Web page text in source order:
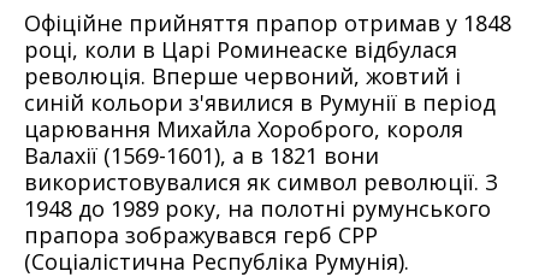
Офіційне прийняття прапор отримав у 1848
році, коли в Царі Роминеаске відбулася
революція. Вперше червоний, жовтий і
синій кольори з'явилися в Румунії в період
царювання Михайла Хороброго, короля
Валахії (1569-1601), а в 1821 вони
використовувалися як символ революції. З
1948 до 1989 року, на полотні румунського
прапора зображувався герб СРР
(Соціалістична Республіка Румунія).